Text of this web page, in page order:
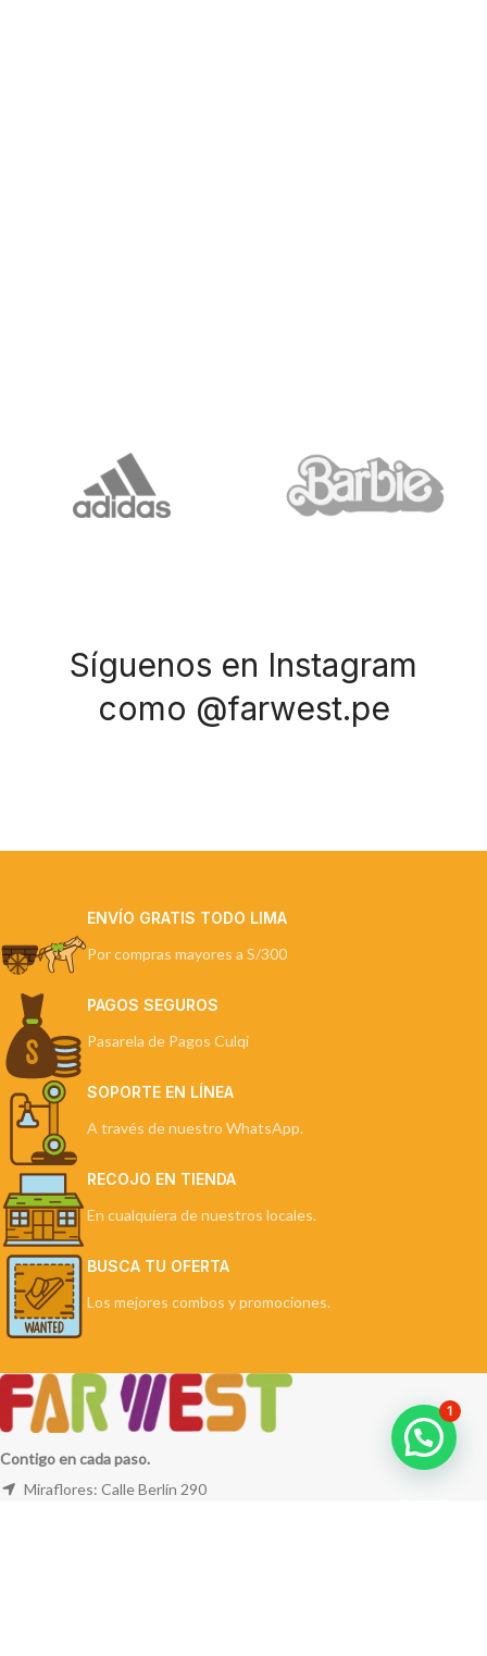
Síguenos en Instagram
como @farwest.pe
ENVÍO GRATIS TODO LIMA
Por compras mayores a S/300
PAGOS SEGUROS
Pasarela de Pagos Culqi
SOPORTE EN LÍNEA
A través de nuestro WhatsApp.
RECOJO EN TIENDA
En cualquiera de nuestros locales.
BUSCA TU OFERTA
Los mejores combos y promociones.
Contigo en cada paso.
Miraflores: Calle Berlín 290
1